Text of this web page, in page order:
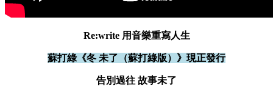
Re:write 用音樂重寫人生
蘇打綠《冬 未了（蘇打綠版）》現正發行
告別過往 故事未了